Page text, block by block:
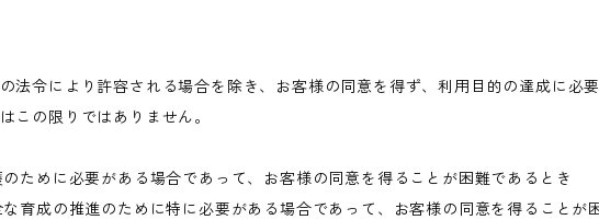
法令により許容される場合を除き、お客様の同意を得ず、利用目的の達成に必
この限りではありません。
ために必要がある場合であって、お客様の同意を得ることが困難であるとき
な育成の推進のために特に必要がある場合であって、お客様の同意を得ることが